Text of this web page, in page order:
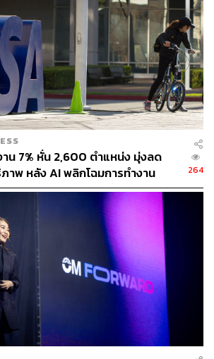
Grab เริ่มใช้มาตรการลดต้นทุนหลายชุด
ารจ้างงานส่วนใหญ่ ระงับการขึ้นเงิน
อาวุโส และลดงบประมาณการเดินทาง
งมาก
กงานรอบล่าสุดนี้ แต่ตันก็สร้างความ
องเขาว่า บริษัทกำลังจะถึงจุดคุ้มทุน
ปรับปรุงแล้ว (กำไรก่อนหักดอกเบี้ย
ละค่าตัดจำหน่าย) ภายในสิ้นปีนี้ กล่าว
ชื่อว่าจะสามารถครอบคลุมค่าใช้จ่ายใน
รวมรายการต่างๆ เช่น ดอกเบี้ย ภาษี
วยรายได้จากการดำเนินงาน
มารถในการทำกำไรเป็นคนละเรื่องกัน
ทคโนโลยีในเอเชียตะวันออกเฉียงใต้ยัง
ด้ ในความเป็นจริงในไตรมาสแรกของปี
ดทุนสุทธิ 250 ล้านดอลลาร์
งอย่างมากถึง 43% เมื่อเทียบกับปีก่อน
นถึงการต่อสู้อย่างต่อเนื่องของบริษัท
น 7% หั่น 2,600 ตำแหน่ง มุ่งลด
าพ หลัง AI พลิกโฉมการทำงาน
264